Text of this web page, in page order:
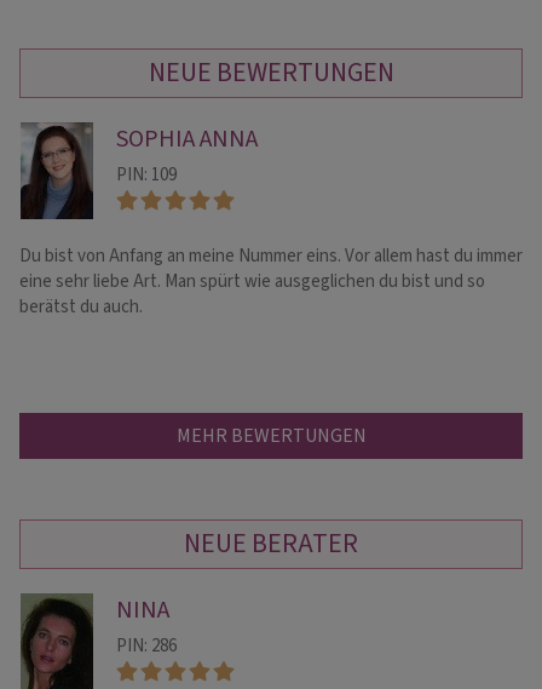
NEUE BEWERTUNGEN
SOPHIA ANNA
PIN: 109
Du bist von Anfang an meine Nummer eins. Vor allem hast du immer
eine sehr liebe Art. Man spürt wie ausgeglichen du bist und so
berätst du auch.
MEHR BEWERTUNGEN
NEUE BERATER
NINA
PIN: 286